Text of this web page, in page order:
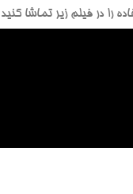
را در فيلم زير تماشا کنيد